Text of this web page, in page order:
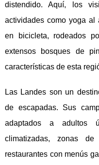
distendido. Aquí, los
actividades como yoga al
en bicicleta, rodeados
extensos bosques de
características de esta
Las Landes son un
de escapadas. Sus
adaptados a adultos
climatizadas, zonas
restaurantes con menús